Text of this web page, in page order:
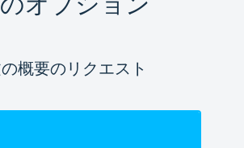
概要のリクエスト